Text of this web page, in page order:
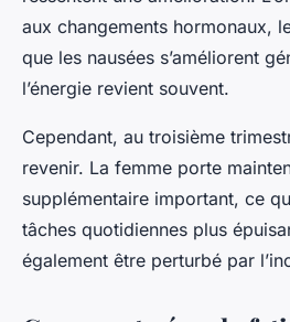
aux changements hormonaux,
que les nausées s’améliorent
l’énergie revient souvent.
Cependant, au troisième
revenir. La femme porte
supplémentaire important, ce
tâches quotidiennes plus
également être perturbé par